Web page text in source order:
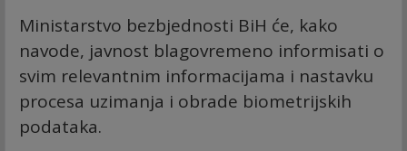
Ministarstvo bezbjednosti BiH će, kako
navode, javnost blagovremeno informisati o
svim relevantnim informacijama i nastavku
procesa uzimanja i obrade biometrijskih
podataka.